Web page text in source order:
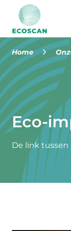
Home
Eco-
De link